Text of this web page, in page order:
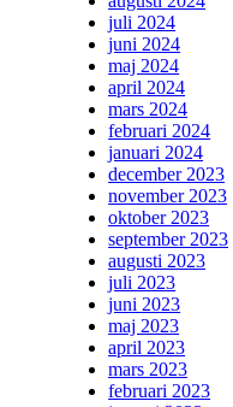
juli 2024
juni 2024
maj 2024
april 2024
mars 2024
februari 2024
januari 2024
december 2023
november 2023
oktober 2023
september 2023
augusti 2023
juli 2023
juni 2023
maj 2023
april 2023
mars 2023
februari 2023